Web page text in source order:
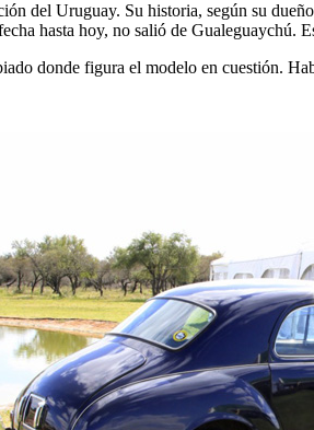
del Uruguay. Su historia, según su
hasta hoy, no salió de
donde figura el modelo en cuestión.